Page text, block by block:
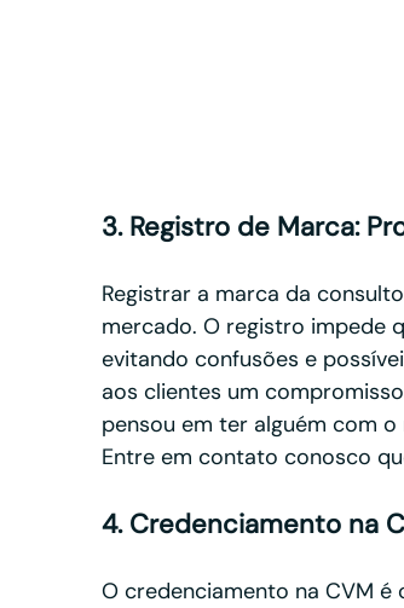
3. Registro de Marca:
Registrar a marca da
mercado. O registro impede
evitando confusões e
aos clientes um
pensou em ter alguém com
Entre em contato conosco
4. Credenciamento na
O credenciamento na CVM